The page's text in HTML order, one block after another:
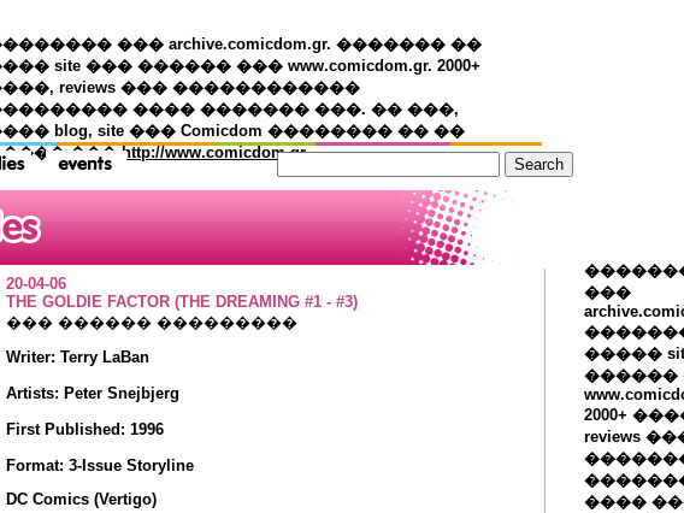
��� archive.comicdom.gr. ������� ��
site ��� ������ ��� www.comicdom.gr. 2000+
reviews ��� ������������
���� ������� ���. �� ���,
blog, site ��� Comicdom �������� �� ��
��� http://www.comicdom.gr
���
�����
������
2000+
reviews
����
20-04-06
THE GOLDIE FACTOR (THE DREAMING #1 - #3)
��� ������ ���������
Writer: Terry LaBan
Artists: Peter Snejbjerg
First Published: 1996
Format: 3-Issue Storyline
DC Comics (Vertigo)